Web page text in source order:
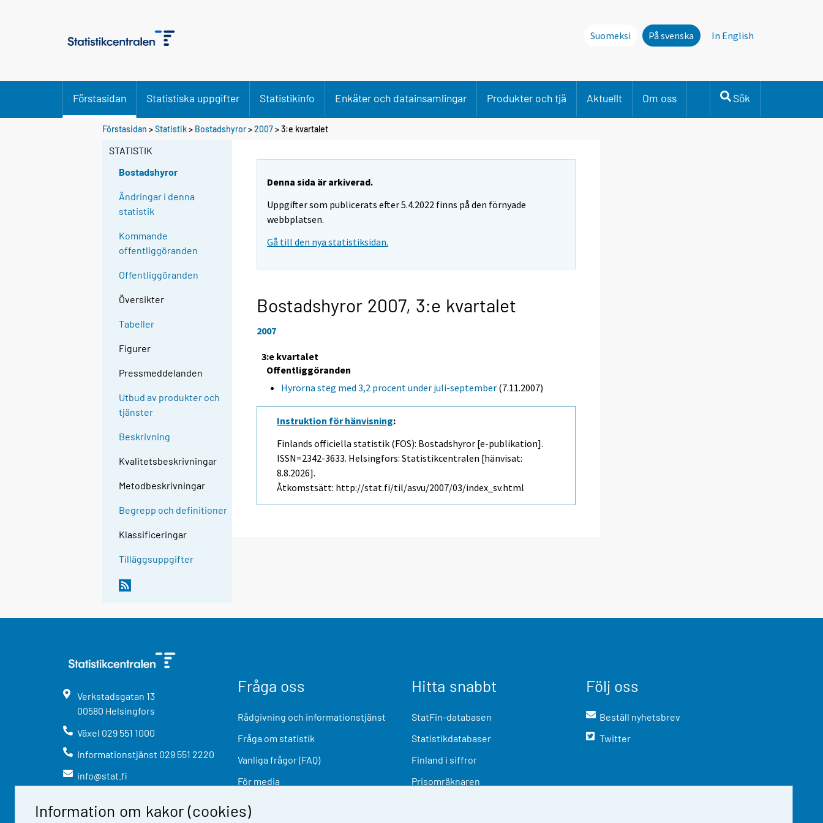
Information om kakor (cookies)
Suomeksi På svenska In English
Förstasidan Statistiska uppgifter Statistikinfo Enkäter och datainsamlingar Produkter och tjä Aktuellt Om oss Sök
Förstasidan >Statistik> Bostadshyror>2007>3:e kvartalet
STATISTIK
Bostadshyror
Ändringar i denna
statistik
Kommande
offentliggöranden
Offentliggöranden
Översikter
Tabeller
Figurer
Pressmeddelanden
Utbud av produkter och
tjänster
Beskrivning
Kvalitetsbeskrivningar
Metodbeskrivningar
Begrepp och definitioner
Klassificeringar
Tilläggsuppgifter
Denna sida är arkiverad.
Uppgifter som publicerats efter 5.4.2022 finns på den förnyade
webbplatsen.
Gå till den nya statistiksidan.
Bostadshyror 2007, 3:e kvartalet
2007
3:e kvartalet
Offentliggöranden
Hyrorna steg med 3,2 procent under juli-september (7.11.2007)
Instruktion för hänvisning:
Finlands officiella statistik (FOS): Bostadshyror [e-publikation].
ISSN=2342-3633. Helsingfors: Statistikcentralen [hänvisat:
8.8.2026].
Åtkomstsätt: http://stat.fi/til/asvu/2007/03/index_sv.html
Verkstadsgatan 13
00580 Helsingfors
Växel 029 551 1000
Informationstjänst 029 551 2220
info@stat.fi
Fråga oss
Rådgivning och informationstjänst
Fråga om statistik
Vanliga frågor (FAQ)
För media
Hitta snabbt
StatFin-databasen
Statistikdatabaser
Finland i siffror
Prisomräknaren
Följ oss
Beställ nyhetsbrev
Twitter